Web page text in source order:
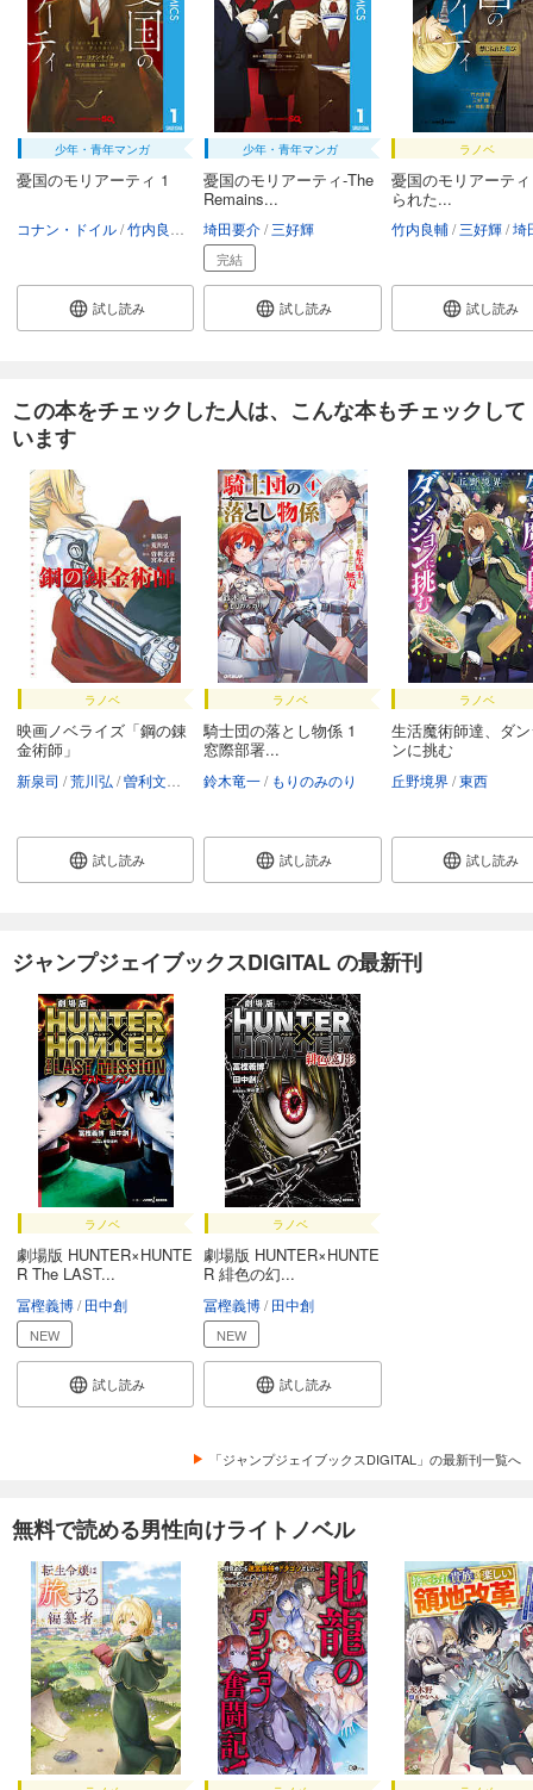
少年・青年マンガ
憂国のモリアーティ 1
コナン・ドイル 竹内良輔 三好輝
試し読み
少年・青年マンガ
憂国のモリアーティ-The
Remains...
埼田要介 三好輝
完結
試し読み
ラノベ
憂国のモリアーテ
られた...
竹内良輔 三好輝 埼田
試し読み
この本をチェックした人は、こんな本もチェックして
います
ラノベ
映画ノベライズ「鋼の錬
金術師」
新泉司 荒川弘 曽利文彦 宮本武史
試し読み
ラノベ
騎士団の落とし物係 1
窓際部署...
鈴木竜一 もりのみのり
試し読み
ラノベ
生活魔術師達、ダ
ンに挑む
丘野境界 東西
試し読み
ジャンプジェイブックスDIGITAL の最新刊
ラノベ
劇場版 HUNTER×HUNTE
R The LAST...
冨樫義博 田中創
NEW
試し読み
ラノベ
劇場版 HUNTER×HUNTE
R 緋色の幻...
冨樫義博 田中創
NEW
試し読み
「ジャンプジェイブックスDIGITAL」の最新刊一覧へ
無料で読める男性向けライトノベル